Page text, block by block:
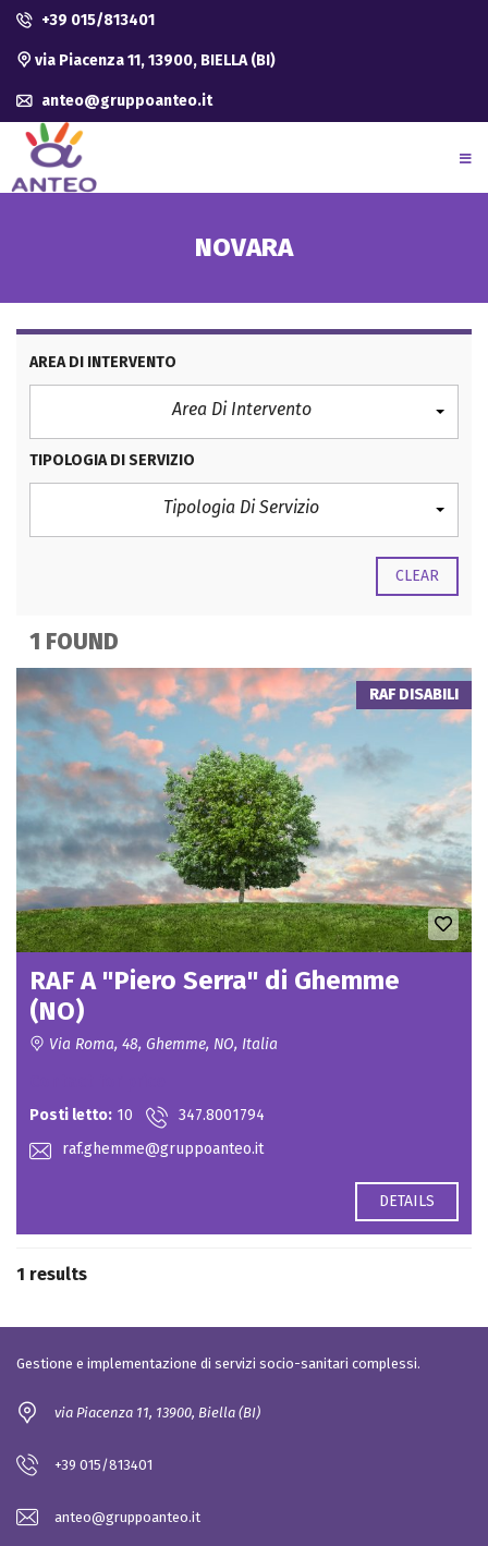
+39 015/813401
via Piacenza 11, 13900, BIELLA (BI)
anteo@gruppoanteo.it
NOVARA
AREA DI INTERVENTO
Area Di Intervento
TIPOLOGIA DI SERVIZIO
Tipologia Di Servizio
CLEAR
1 FOUND
RAF DISABILI
RAF A "Piero Serra" di Ghemme
(NO)
Via Roma, 48, Ghemme, NO, Italia
Posti letto: 10
347.8001794
raf.ghemme@gruppoanteo.it
DETAILS
1 results
Gestione e implementazione di servizi socio-sanitari complessi.
via Piacenza 11, 13900, Biella (BI)
+39 015/813401
anteo@gruppoanteo.it